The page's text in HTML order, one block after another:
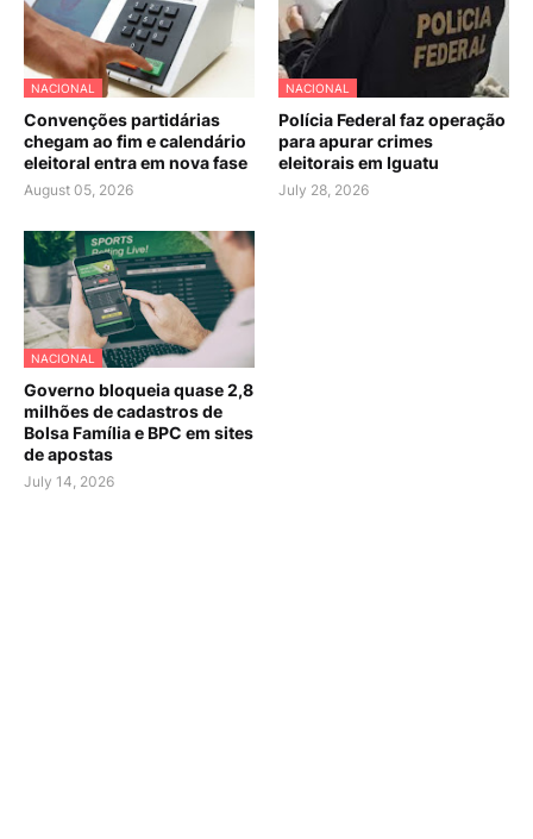
NACIONAL
Convenções partidárias
chegam ao fim e calendário
eleitoral entra em nova fase
August 05, 2026
NACIONAL
Polícia Federal faz operação
para apurar crimes
eleitorais em Iguatu
July 28, 2026
NACIONAL
Governo bloqueia quase 2,8
milhões de cadastros de
Bolsa Família e BPC em sites
de apostas
July 14, 2026